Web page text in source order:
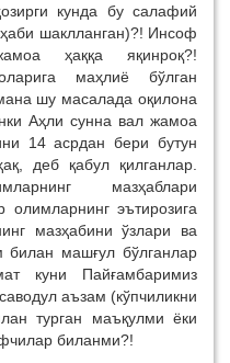
кунда бу салафий
шаклланган)?! Инсоф
ҳаққа яқинроқ?!
маҳлиё бўлган
шу масалада оқилона
Аҳли сунна вал жамоа
14 асрдан бери бутун
деб қабул қилганлар.
мазҳаблари
олимларнинг эътирозига
мазҳабини ўзлари ва
билан машғул бўлганлар
куни Пайғамбаримиз
аъзам (кўпчиликни
турган маъқулми ёки
биланми?!